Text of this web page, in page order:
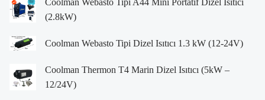
Coolman Webasto Tipi A44 Mini Portatif Dizel Isıtıcı
(2.8kW)
Coolman Webasto Tipi Dizel Isıtıcı 1.3 kW (12-24V)
Coolman Thermon T4 Marin Dizel Isıtıcı (5kW –
12/24V)